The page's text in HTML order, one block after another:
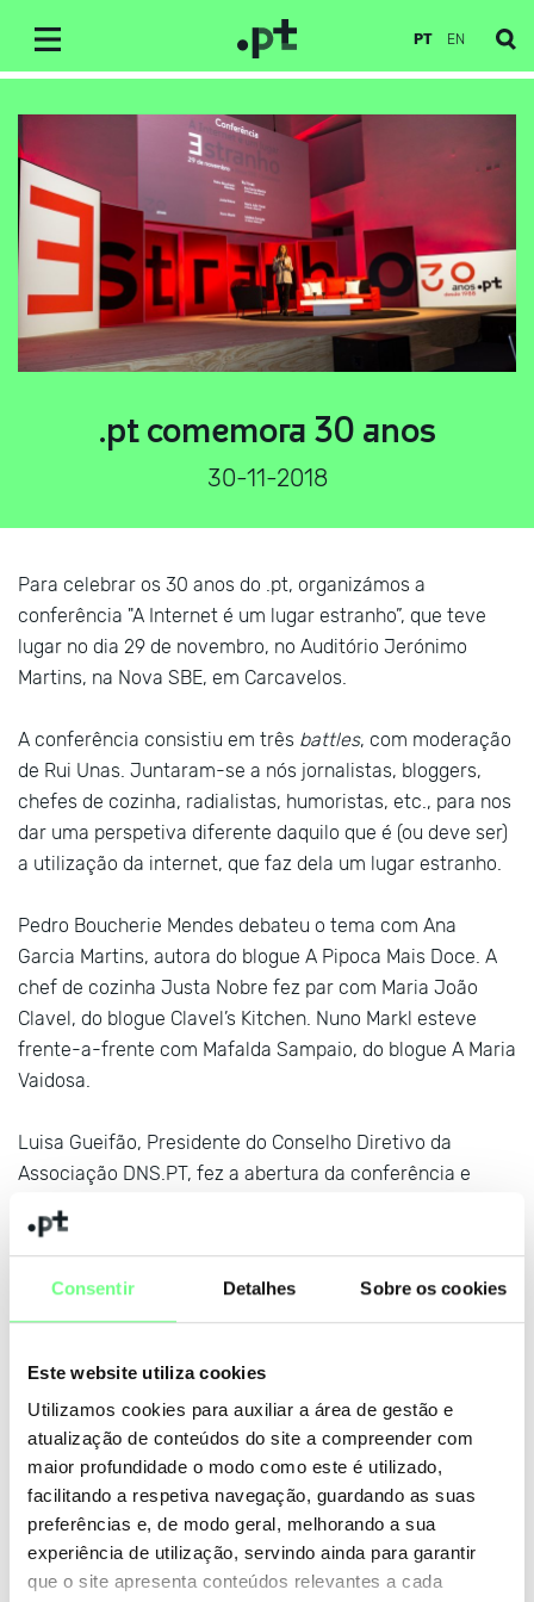
Consentir Detalhes Sobre os cookies
Este website utiliza cookies
Utilizamos cookies para auxiliar a área de gestão e
atualização de conteúdos do site a compreender com
maior profundidade o modo como este é utilizado,
facilitando a respetiva navegação, guardando as suas
preferências e, de modo geral, melhorando a sua
experiência de utilização, servindo ainda para garantir
que o site apresenta conteúdos relevantes a cada
PT EN
.pt comemora 30 anos
30-11-2018
Para celebrar os 30 anos do .pt, organizámos a
conferência "A Internet é um lugar estranho”, que teve
lugar no dia 29 de novembro, no Auditório Jerónimo
Martins, na Nova SBE, em Carcavelos.
A conferência consistiu em três battles, com moderação
de Rui Unas. Juntaram-se a nós jornalistas, bloggers,
chefes de cozinha, radialistas, humoristas, etc., para nos
dar uma perspetiva diferente daquilo que é (ou deve ser)
a utilização da internet, que faz dela um lugar estranho.
Pedro Boucherie Mendes debateu o tema com Ana
Garcia Martins, autora do blogue A Pipoca Mais Doce. A
chef de cozinha Justa Nobre fez par com Maria João
Clavel, do blogue Clavel’s Kitchen. Nuno Markl esteve
frente-a-frente com Mafalda Sampaio, do blogue A Maria
Vaidosa.
Luisa Gueifão, Presidente do Conselho Diretivo da
Associação DNS.PT, fez a abertura da conferência e
falou sobre o .pt e sobre a evolução da internet.
progressista e do meio académico, a Nova SBE, para
acolher este evento. Pretendia, assim, chamar a
organismos públicos e privados.
Este foi também mais um contributo para a promoção
das competências digitais a nível nacional. Somos mais
inclusivos, somos mais .pt!